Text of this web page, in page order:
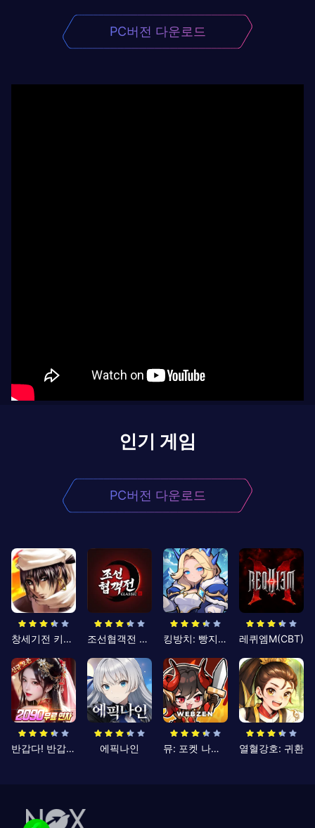
PC버전 다운로드
인기 게임
PC버전 다운로드
창세기전 키우기 조선협객전 클래식 킹방치: 빵지의 제왕 레퀴엠M(CBT)
반갑다! 반갑삼국지 에픽나인 뮤: 포켓 나이츠 열혈강호: 귀환